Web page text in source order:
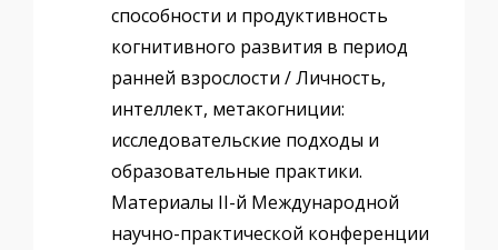
способности и продуктивность
когнитивного развития в период
ранней взрослости / Личность,
интеллект, метакогниции:
исследовательские подходы и
образовательные практики.
Материалы II-й Международной
научно-практической конференции